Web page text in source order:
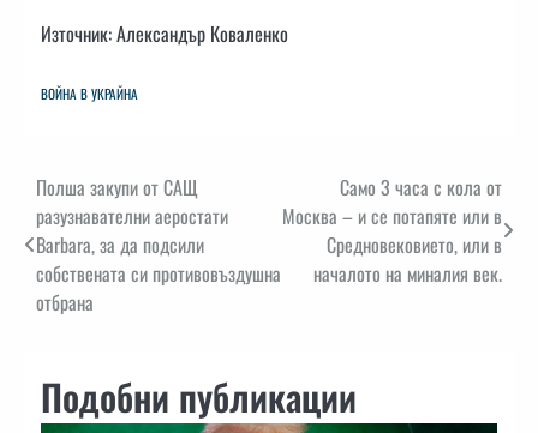
Източник: Александър Коваленко
ВОЙНА В УКРАЙНА
Навигация
Полша закупи от САЩ
разузнавателни аеростати
Barbara, за да подсили
собствената си противовъздушна
отбрана
Само 3 часа с кола от
Москва – и се потапяте или в
Средновековието, или в
началото на миналия век.
Подобни публикации